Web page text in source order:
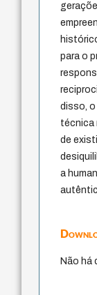
para o
disso,
técnica
de
a
Não